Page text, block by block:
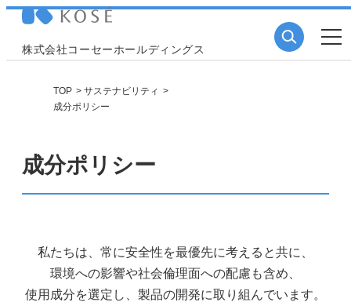
株式会社コーセーホールディングス
TOP
サステナビリティ
成分ポリシー
成分ポリシー
私たちは、常に安全性を最優先に考えると共に、
環境への影響や社会倫理面への配慮も含め、
使用成分を選定し、製品の開発に取り組んでいます。